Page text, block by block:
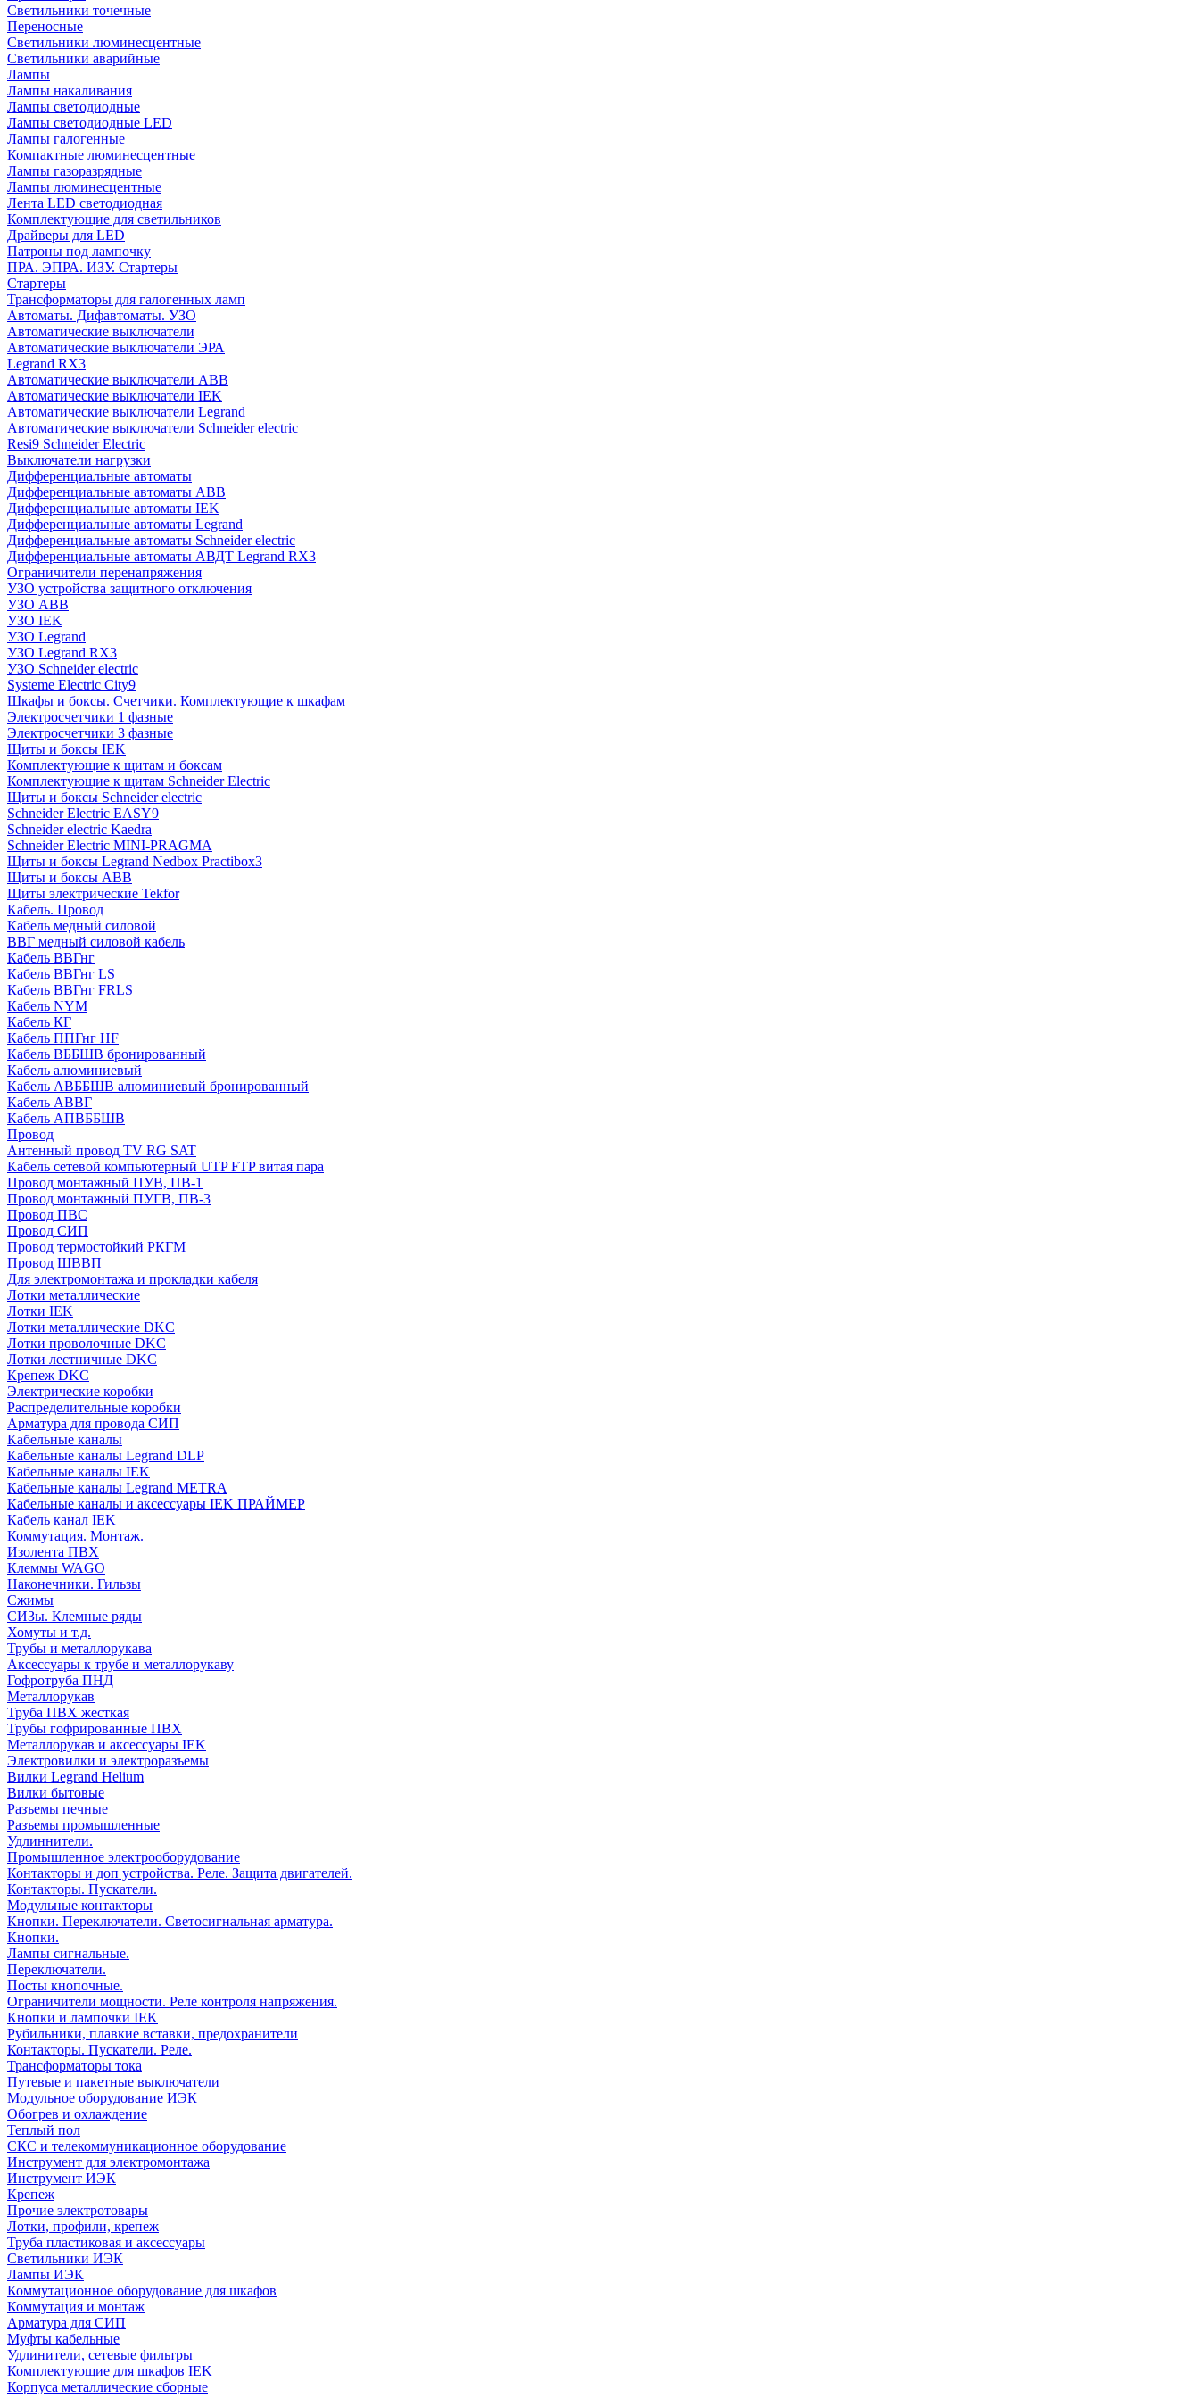
Cветильники точечные
Переносные
Светильники люминесцентные
Светильники аварийные
Лампы
Лампы накаливания
Лампы светодиодные
Лампы светодиодные LED
Лампы галогенные
Компактные люминесцентные
Лампы газоразрядные
Лампы люминесцентные
Лента LED светодиодная
Комплектующие для светильников
Драйверы для LED
Патроны под лампочку
ПРА. ЭПРА. ИЗУ. Стартеры
Стартеры
Трансформаторы для галогенных ламп
Автоматы. Дифавтоматы. УЗО
Автоматические выключатели
Автоматические выключатели ЭРА
Legrand RX3
Автоматические выключатели ABB
Автоматические выключатели IEK
Автоматические выключатели Legrand
Автоматические выключатели Schneider electric
Resi9 Schneider Electric
Выключатели нагрузки
Дифференциальные автоматы
Дифференциальные автоматы ABB
Дифференциальные автоматы IEK
Дифференциальные автоматы Legrand
Дифференциальные автоматы Schneider electric
Дифференциальные автоматы АВДТ Legrand RX3
Ограничители перенапряжения
УЗО устройства защитного отключения
УЗО ABB
УЗО IEK
УЗО Legrand
УЗО Legrand RX3
УЗО Schneider electric
Systeme Electric City9
Шкафы и боксы. Счетчики. Комплектующие к шкафам
Электросчетчики 1 фазные
Электросчетчики 3 фазные
Щиты и боксы IEK
Комплектующие к щитам и боксам
Комплектующие к щитам Schneider Electric
Щиты и боксы Schneider electric
Schneider Electric EASY9
Schneider electric Kaedra
Schneider Electric MINI-PRAGMA
Щиты и боксы Legrand Nedbox Practibox3
Щиты и боксы ABB
Щиты электрические Tekfor
Кабель. Провод
Кабель медный силовой
ВВГ медный силовой кабель
Кабель ВВГнг
Кабель ВВГнг LS
Кабель ВВГнг FRLS
Кабель NYM
Кабель КГ
Кабель ППГнг HF
Кабель ВББШВ бронированный
Кабель алюминиевый
Кабель АВББШВ алюминиевый бронированный
Кабель АВВГ
Кабель АПВББШВ
Провод
Антенный провод TV RG SAT
Кабель сетевой компьютерный UTP FTP витая пара
Провод монтажный ПУВ, ПВ-1
Провод монтажный ПУГВ, ПВ-3
Провод ПВС
Провод СИП
Провод термостойкий РКГМ
Провод ШВВП
Для электромонтажа и прокладки кабеля
Лотки металлические
Лотки IEK
Лотки металлические DKC
Лотки проволочные DKC
Лотки лестничные DKC
Крепеж DKC
Электрические коробки
Распределительные коробки
Арматура для провода СИП
Кабельные каналы
Кабельные каналы Legrand DLP
Кабельные каналы IEK
Кабельные каналы Legrand METRA
Кабельные каналы и аксессуары IEK ПРАЙМЕР
Кабель канал IEK
Коммутация. Монтаж.
Изолента ПВХ
Клеммы WAGO
Наконечники. Гильзы
Сжимы
СИЗы. Клемные ряды
Хомуты и т.д.
Трубы и металлорукава
Аксессуары к трубе и металлорукаву
Гофротруба ПНД
Металлорукав
Труба ПВХ жесткая
Трубы гофрированные ПВХ
Металлорукав и аксессуары IEK
Электровилки и электроразъемы
Вилки Legrand Helium
Вилки бытовые
Разъемы печные
Разъемы промышленные
Удлиннители.
Промышленное электрооборудование
Контакторы и доп устройства. Реле. Защита двигателей.
Контакторы. Пускатели.
Модульные контакторы
Кнопки. Переключатели. Светосигнальная арматура.
Кнопки.
Лампы сигнальные.
Переключатели.
Посты кнопочные.
Ограничители мощности. Реле контроля напряжения.
Кнопки и лампочки IEK
Рубильники, плавкие вставки, предохранители
Контакторы. Пускатели. Реле.
Трансформаторы тока
Путевые и пакетные выключатели
Модульное оборудование ИЭК
Обогрев и охлаждение
Теплый пол
СКС и телекоммуникационное оборудование
Инструмент для электромонтажа
Инструмент ИЭК
Крепеж
Прочие электротовары
Лотки, профили, крепеж
Труба пластиковая и аксессуары
Светильники ИЭК
Лампы ИЭК
Коммутационное оборудование для шкафов
Коммутация и монтаж
Арматура для СИП
Муфты кабельные
Удлинители, сетевые фильтры
Комплектующие для шкафов IEK
Корпуса металлические сборные